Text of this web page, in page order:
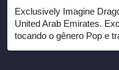
Exclusively Imagine
United Arab Emirates.
tocando o gênero Pop e